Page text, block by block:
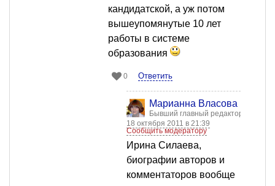
кандидатской, а уж потом
вышеупомянутые 10 лет
работы в системе
образования
0 Ответить
Марианна Власова
Бывший главный редактор
18 октября 2011 в 21:39
Сообщить модератору
Ирина Силаева,
биографии авторов и
комментаторов вообще